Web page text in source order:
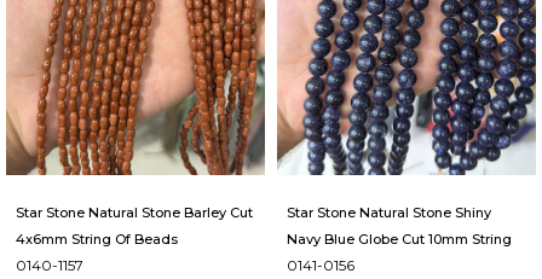
Star Stone Natural Stone Barley Cut
4x6mm String Of Beads
0140-1157
Star Stone Natural Stone Shiny
Navy Blue Globe Cut 10mm String
Of Beads
0141-0156